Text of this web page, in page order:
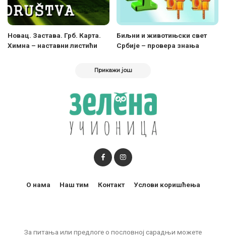
Новац. Застава. Грб. Карта.
Химна – наставни листићи
Биљни и животињски свет
Србије – провера знања
Прикажи још
За питања или предлоге о пословној сарадњи можете
О нама Наш тим Контакт Услови коришћења